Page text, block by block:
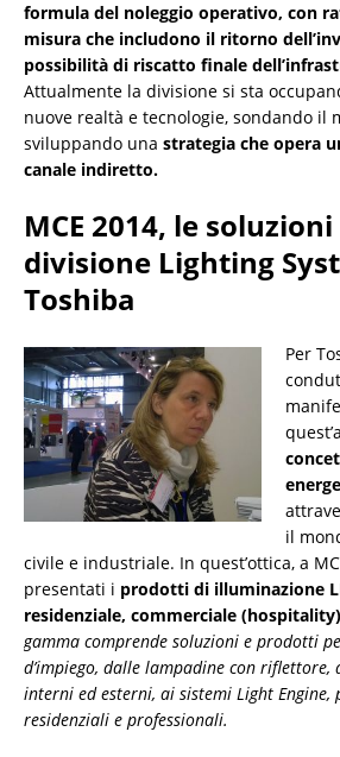
formula del noleggio operativo, con
misura che includono il ritorno
possibilità di riscatto finale
Attualmente la divisione si sta
nuove realtà e tecnologie, sondando il
sviluppando una strategia che opera
canale indiretto.
MCE 2014, le
divisione Lighting
Toshiba
Per
il
civile e industriale. In quest’ottica, a
presentati i prodotti di illuminazione
residenziale, commerciale
gamma comprende soluzioni e prodotti
d’impiego, dalle lampadine con riflettore,
interni ed esterni, ai sistemi Light
residenziali e professionali.